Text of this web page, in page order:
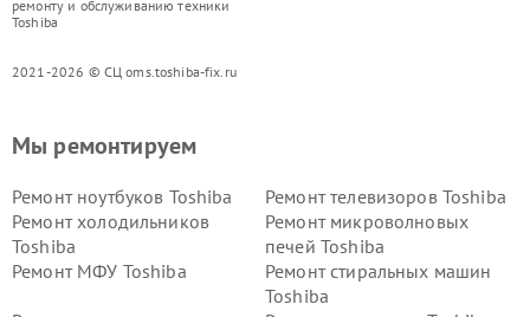
ремонту и обслуживанию техники
Toshiba
2021-2026 © СЦ oms.toshiba-fix.ru
Мы ремонтируем
Ремонт ноутбуков Toshiba
Ремонт телевизоров Toshiba
Ремонт холодильников
Toshiba
Ремонт микроволновых
печей Toshiba
Ремонт МФУ Toshiba
Ремонт стиральных машин
Toshiba